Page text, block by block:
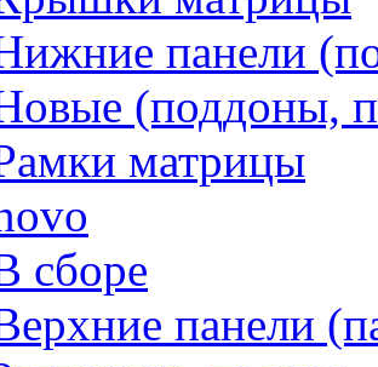
панели
(поддоны,
матрицы
сборе
панели